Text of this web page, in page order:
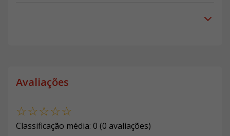
Avaliações
☆☆☆☆☆
Classificação média: 0 (0 avaliações)